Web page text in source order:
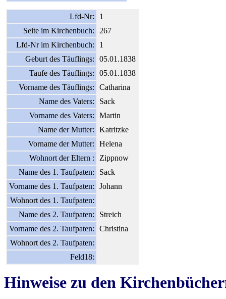
Lfd-Nr:
1
Seite im Kirchenbuch:
267
Lfd-Nr im Kirchenbuch:
1
Geburt des Täuflings:
05.01.1838
Taufe des Täuflings:
05.01.1838
Vorname des Täuflings:
Catharina
Name des Vaters:
Sack
Vorname des Vaters:
Martin
Name der Mutter:
Katritzke
Vorname der Mutter:
Helena
Wohnort der Eltern :
Zippnow
Name des 1. Taufpaten:
Sack
Vorname des 1. Taufpaten:
Johann
Wohnort des 1. Taufpaten:
Name des 2. Taufpaten:
Streich
Vorname des 2. Taufpaten:
Christina
Wohnort des 2. Taufpaten:
Feld18:
Hinweise zu den